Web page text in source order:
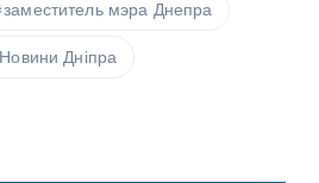
заместитель мэра Днепра
Новини Дніпра